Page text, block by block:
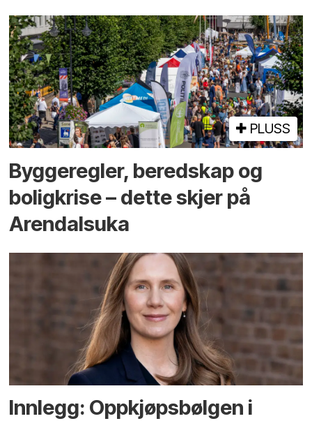
PLUSS
Bygge­regler, beredskap og
bolig­krise – dette skjer på
Arendals­uka
Innlegg: Oppkjøps­bølgen i